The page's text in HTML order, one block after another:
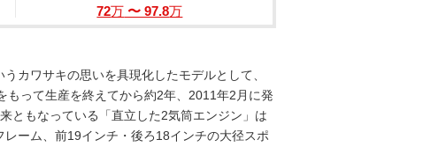
72万 〜 97.8万
カワサキの思いを具現化したモデルとして、
って生産を終えてから約2年、2011年2月に発
ともなっている「直立した2気筒エンジン」は
ーム、前19インチ・後ろ18インチの大径スポ